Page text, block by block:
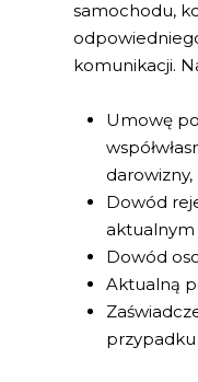
samochodu,
komunikacji.
Umowę
darowizny,
Dowód
Dowód
Aktualną